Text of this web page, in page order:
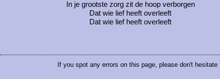
In je grootste zorg zit de hoop verborgen
Dat wie lief heeft overleeft
Dat wie lief heeft overleeft
If you spot any errors on this page, please don't